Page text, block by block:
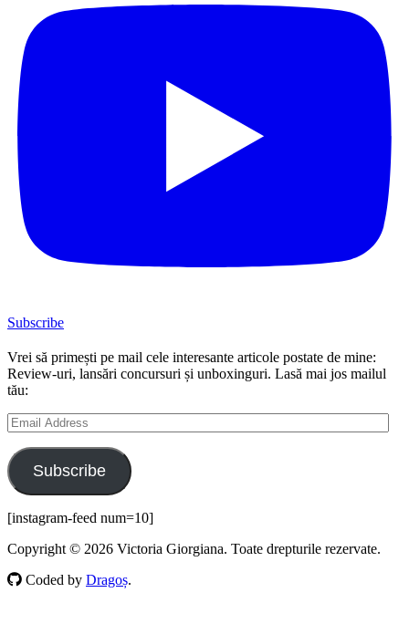
Subscribe
Vrei să primești pe mail cele interesante articole postate de mine:
Review-uri, lansări concursuri și unboxinguri. Lasă mai jos mailul
tău:
Email
Address
Subscribe
[instagram-feed num=10]
Copyright © 2026 Victoria Giorgiana. Toate drepturile rezervate.
Coded by Dragoș.